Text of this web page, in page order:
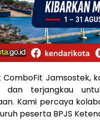
ComboFit
dan terjangkau
Kami percaya
peserta BPJS